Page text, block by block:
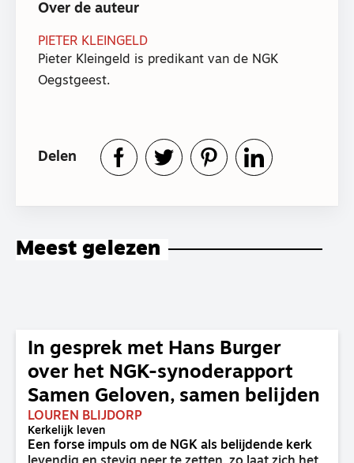
Over de auteur
PIETER KLEINGELD
Pieter Kleingeld is predikant van de NGK
Oegstgeest.
Delen
Meest gelezen
In gesprek met Hans Burger
over het NGK-synoderapport
Samen Geloven, samen belijden
LOUREN BLIJDORP
Kerkelijk leven
Een forse impuls om de NGK als belijdende kerk